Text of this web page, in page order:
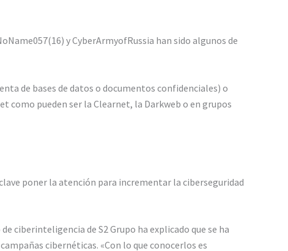
y CyberArmyofRussia han sido algunos de
de bases de datos o documentos confidenciales) o
como pueden ser la Clearnet, la Darkweb o en grupos
poner la atención para incrementar la ciberseguridad
ciberinteligencia de S2 Grupo ha explicado que se ha
cibernéticas. «Con lo que conocerlos es